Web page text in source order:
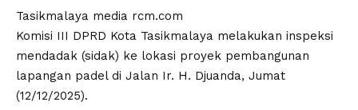
Tasikmalaya media rcm.com
Komisi III DPRD Kota Tasikmalaya melakukan inspeksi
mendadak (sidak) ke lokasi proyek pembangunan
lapangan padel di Jalan Ir. H. Djuanda, Jumat
(12/12/2025).